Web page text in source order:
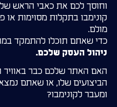
וחוסך לכם את כאבי הראש
קונימבו בתקלות מסוימות או
מולם.
כדי שאתם תוכלו להתמקד
ניהול העסק שלכם.
האם האתר שלכם כבר
הביצועים שלו, או שאתם
ומעבר לקונימבו?